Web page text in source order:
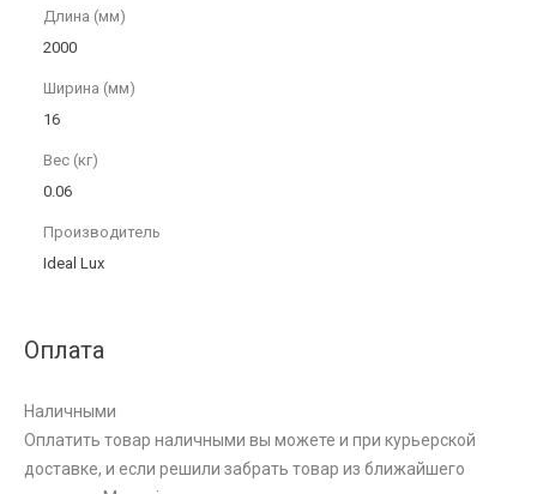
Длина (мм)
2000
Ширина (мм)
16
Вес (кг)
0.06
Производитель
Ideal Lux
Оплата
Наличными
Оплатить товар наличными вы можете и при курьерской
доставке, и если решили забрать товар из ближайшего